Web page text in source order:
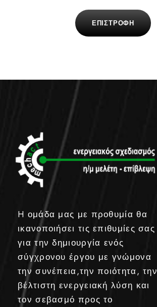
ΕΠΙΣΤΡΟΦΗ
H ομάδα μας με προθυμία θα
ικανοποιήσει τις επιθυμίες σας
για την δημιουργία ενός
σύγχρονου έργου με γνώμονα
την συνέπεια,την ποιότητα, την
βέλτιστη ενεργειακή λύση και
τον σεβασμό προς το